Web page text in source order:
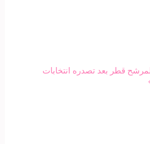
قطر بعد تصدره انتخابات